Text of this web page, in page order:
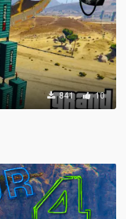
841 10